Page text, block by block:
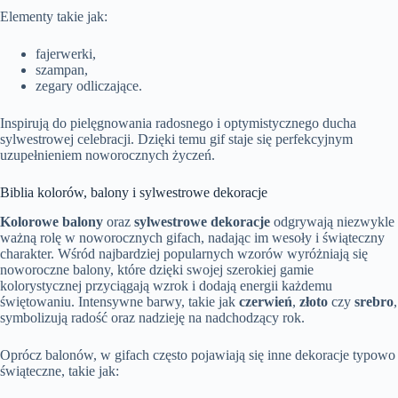
Elementy takie jak:
fajerwerki,
szampan,
zegary odliczające.
Inspirują do pielęgnowania radosnego i optymistycznego ducha
sylwestrowej celebracji. Dzięki temu gif staje się perfekcyjnym
uzupełnieniem noworocznych życzeń.
Biblia kolorów, balony i sylwestrowe dekoracje
Kolorowe balony oraz sylwestrowe dekoracje odgrywają niezwykle
ważną rolę w noworocznych gifach, nadając im wesoły i świąteczny
charakter. Wśród najbardziej popularnych wzorów wyróżniają się
noworoczne balony, które dzięki swojej szerokiej gamie
kolorystycznej przyciągają wzrok i dodają energii każdemu
świętowaniu. Intensywne barwy, takie jak czerwień, złoto czy srebro,
symbolizują radość oraz nadzieję na nadchodzący rok.
Oprócz balonów, w gifach często pojawiają się inne dekoracje typowo
świąteczne, takie jak: